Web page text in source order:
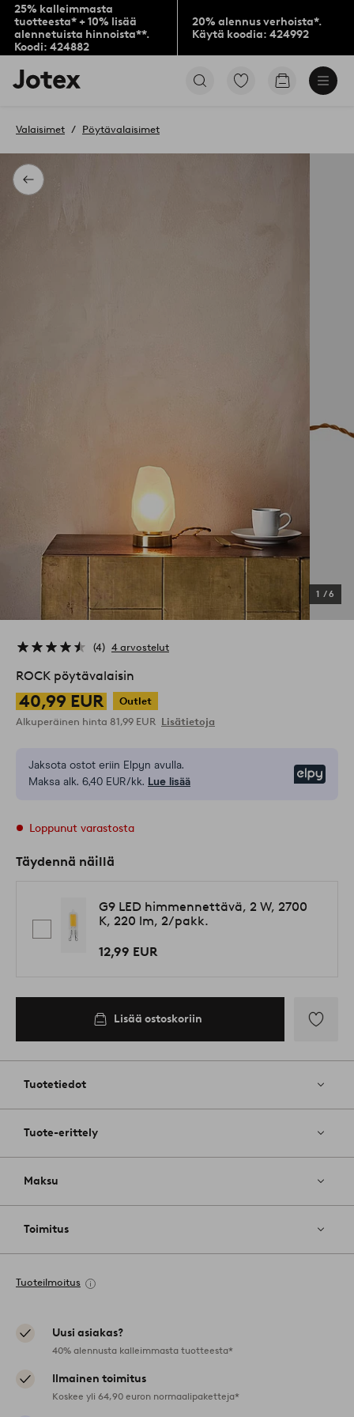
25% kalleimmasta
tuotteesta* + 10% lisää
alennetuista hinnoista**.
Koodi: 424882
20% alennus verhoista*.
Käytä koodia: 424992
Jotex-
logo
aloitussivulle
Siirry
Siirry
Takaisin
Valaisimet Pöytävalaisimet
1 /6
4 4 arvostelut
ROCK pöytävalaisin
40,99 EUR
Outlet
Alkuperäinen hinta 81,99 EUR Lisätietoja
Jaksota ostot eriin Elpyn avulla.
Maksa alk. 6,40 EUR/kk. Lue lisää
Loppunut varastosta
Täydennä näillä
G9 LED himmennettävä, 2 W, 2700
K, 220 lm, 2/pakk.
12,99 EUR
Lisää ostoskoriin
Tuotetiedot
Tuote-erittely
Maksu
Toimitus
Tuoteilmoitus
Uusi asiakas?
40% alennusta kalleimmasta tuotteesta*
Ilmainen toimitus
Koskee yli 64,90 euron normaalipaketteja*